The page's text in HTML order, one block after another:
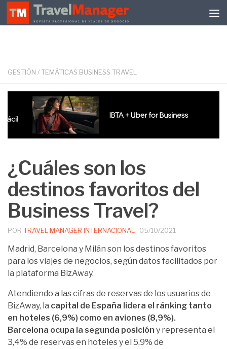
Debajo del contenido
GESTIÓN / TEMÁTICAS BUSINESS TRAVEL
¿Cuáles son los
destinos favoritos del
Business Travel?
POR TRAVEL MANAGER INTERNACIONAL · 05/10/2021
Madrid, Barcelona y Milán son los destinos favoritos
para los viajes de negocios, según datos facilitados por
la plataforma BizAway.
Atendiendo a las cifras de reservas de los usuarios de
BizAway, la capital de España lidera el ránking tanto
en hoteles (6,9%) como en aviones (8,9%).
Barcelona ocupa la segunda posición y representa el
3,4% de reservas en hoteles y el 5,9% de